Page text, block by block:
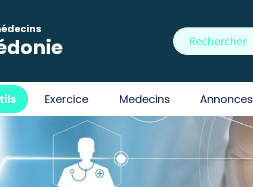
Rechercher
Exercice Medecins Annonces